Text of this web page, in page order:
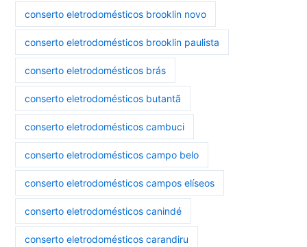
conserto eletrodomésticos brooklin novo
conserto eletrodomésticos brooklin paulista
conserto eletrodomésticos brás
conserto eletrodomésticos butantã
conserto eletrodomésticos cambuci
conserto eletrodomésticos campo belo
conserto eletrodomésticos campos elíseos
conserto eletrodomésticos canindé
conserto eletrodomésticos carandiru